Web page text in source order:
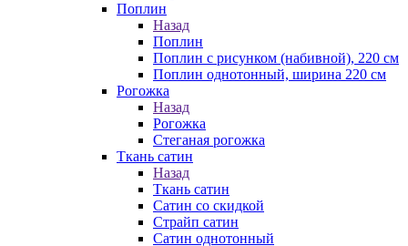
Поплин
Назад
Поплин
Поплин с рисунком (набивной), 220 см
Поплин однотонный, ширина 220 см
Рогожка
Назад
Рогожка
Стеганая рогожка
Ткань сатин
Назад
Ткань сатин
Сатин со скидкой
Страйп сатин
Сатин однотонный